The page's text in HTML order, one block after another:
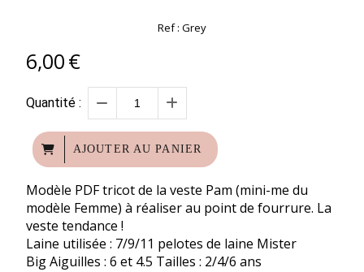
Ref : Grey
6,00€
Quantité :
AJOUTER AU PANIER
Modèle PDF tricot de la veste Pam (mini-me du
modèle Femme) à réaliser au point de fourrure. La
veste tendance !
Laine utilisée : 7/9/11 pelotes de laine Mister
Big Aiguilles : 6 et 4.5 Tailles : 2/4/6 ans